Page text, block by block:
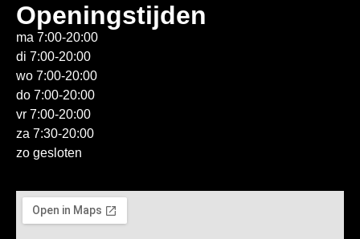
Openingstijden
ma 7:00-20:00
di 7:00-20:00
wo 7:00-20:00
do 7:00-20:00
vr 7:00-20:00
za 7:30-20:00
zo gesloten